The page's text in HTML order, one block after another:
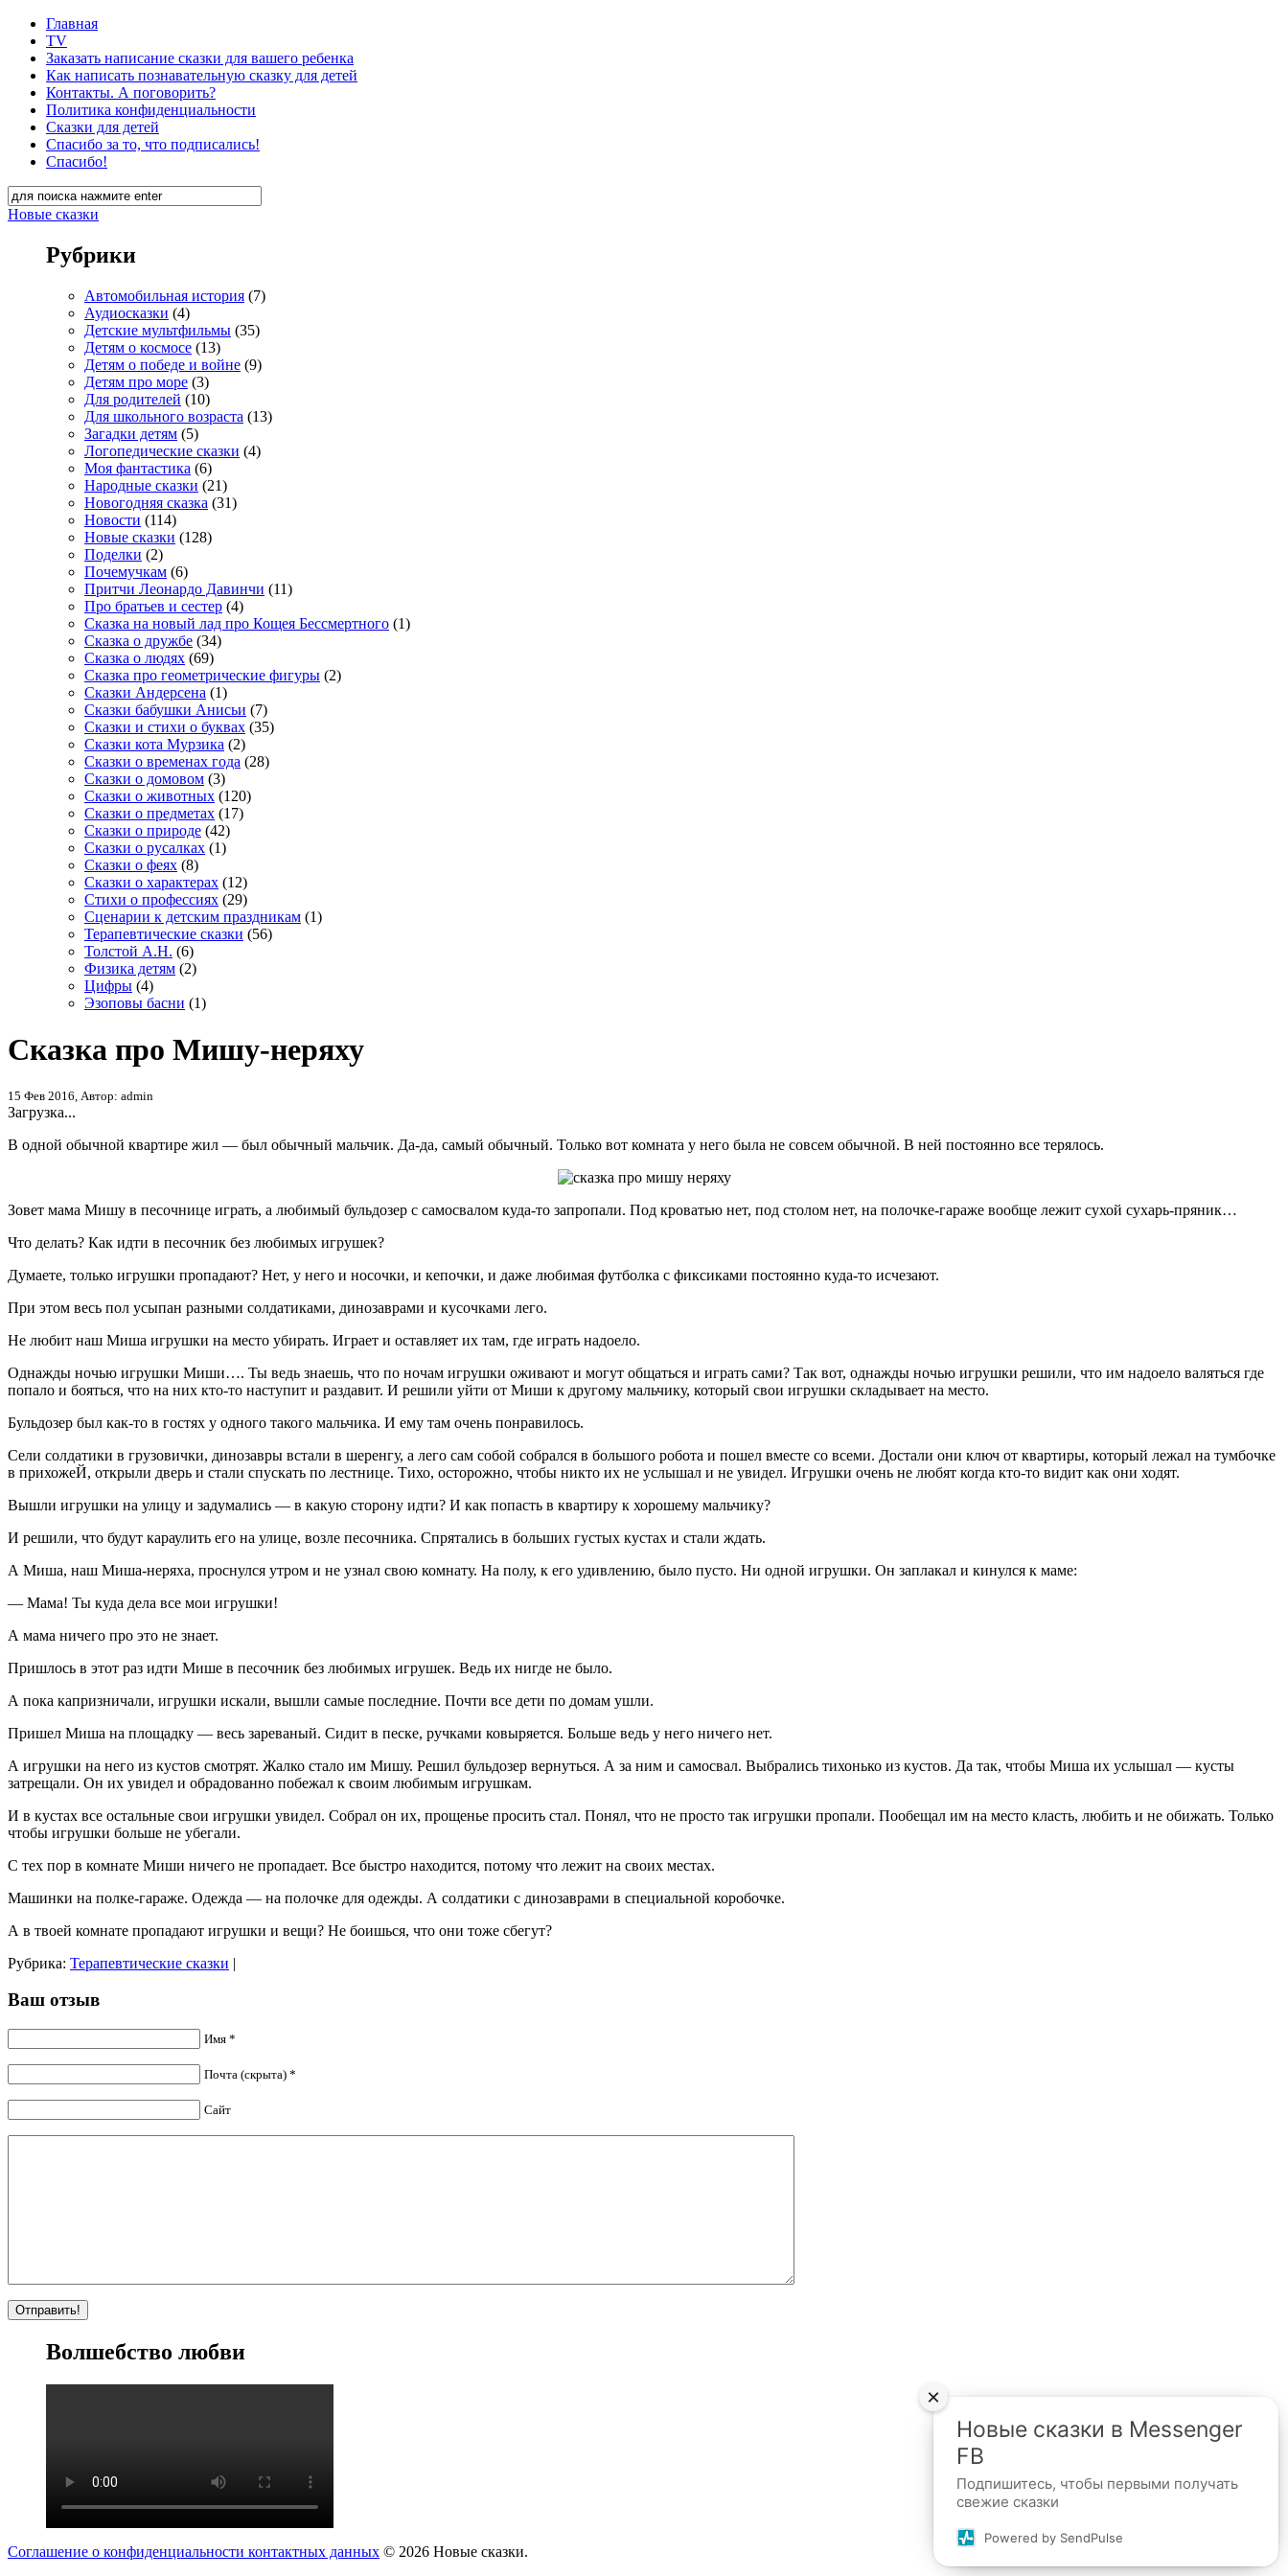
Главная
TV
Заказать написание сказки для вашего ребенка
Как написать познавательную сказку для детей
Контакты. А поговорить?
Политика конфиденциальности
Сказки для детей
Спасибо за то, что подписались!
Спасибо!
Новые сказки
Рубрики
Автомобильная история (7)
Аудиосказки (4)
Детские мультфильмы (35)
Детям о космосе (13)
Детям о победе и войне (9)
Детям про море (3)
Для родителей (10)
Для школьного возраста (13)
Загадки детям (5)
Логопедические сказки (4)
Моя фантастика (6)
Народные сказки (21)
Новогодняя сказка (31)
Новости (114)
Новые сказки (128)
Поделки (2)
Почемучкам (6)
Притчи Леонардо Давинчи (11)
Про братьев и сестер (4)
Сказка на новый лад про Кощея Бессмертного (1)
Сказка о дружбе (34)
Сказка о людях (69)
Сказка про геометрические фигуры (2)
Сказки Андерсена (1)
Сказки бабушки Анисьи (7)
Сказки и стихи о буквах (35)
Сказки кота Мурзика (2)
Сказки о временах года (28)
Сказки о домовом (3)
Сказки о животных (120)
Сказки о предметах (17)
Сказки о природе (42)
Сказки о русалках (1)
Сказки о феях (8)
Сказки о характерах (12)
Стихи о профессиях (29)
Сценарии к детским праздникам (1)
Терапевтические сказки (56)
Толстой А.Н. (6)
Физика детям (2)
Цифры (4)
Эзоповы басни (1)
Сказка про Мишу-неряху
15 Фев 2016, Автор: admin
Загрузка...
В одной обычной квартире жил — был обычный мальчик. Да-да, самый обычный. Только вот комната у него была не совсем обычной. В ней постоянно все терялось.
Зовет мама Мишу в песочнице играть, а любимый бульдозер с самосвалом куда-то запропали. Под кроватью нет, под столом нет, на полочке-гараже вообще лежит сухой сухарь-пряник…
Что делать? Как идти в песочник без любимых игрушек?
Думаете, только игрушки пропадают? Нет, у него и носочки, и кепочки, и даже любимая футболка с фиксиками постоянно куда-то исчезают.
При этом весь пол усыпан разными солдатиками, динозаврами и кусочками лего.
Не любит наш Миша игрушки на место убирать. Играет и оставляет их там, где играть надоело.
Однажды ночью игрушки Миши…. Ты ведь знаешь, что по ночам игрушки оживают и могут общаться и играть сами? Так вот, однажды ночью игрушки решили, что им надоело валяться где
попало и бояться, что на них кто-то наступит и раздавит. И решили уйти от Миши к другому мальчику, который свои игрушки складывает на место.
Бульдозер был как-то в гостях у одного такого мальчика. И ему там очень понравилось.
Сели солдатики в грузовички, динозавры встали в шеренгу, а лего сам собой собрался в большого робота и пошел вместе со всеми. Достали они ключ от квартиры, который лежал на тумбочке
в прихожеЙ, открыли дверь и стали спускать по лестнице. Тихо, осторожно, чтобы никто их не услышал и не увидел. Игрушки очень не любят когда кто-то видит как они ходят.
Вышли игрушки на улицу и задумались — в какую сторону идти? И как попасть в квартиру к хорошему мальчику?
И решили, что будут караулить его на улице, возле песочника. Спрятались в больших густых кустах и стали ждать.
А Миша, наш Миша-неряха, проснулся утром и не узнал свою комнату. На полу, к его удивлению, было пусто. Ни одной игрушки. Он заплакал и кинулся к маме:
— Мама! Ты куда дела все мои игрушки!
А мама ничего про это не знает.
Пришлось в этот раз идти Мише в песочник без любимых игрушек. Ведь их нигде не было.
А пока капризничали, игрушки искали, вышли самые последние. Почти все дети по домам ушли.
Пришел Миша на площадку — весь зареваный. Сидит в песке, ручками ковыряется. Больше ведь у него ничего нет.
А игрушки на него из кустов смотрят. Жалко стало им Мишу. Решил бульдозер вернуться. А за ним и самосвал. Выбрались тихонько из кустов. Да так, чтобы Миша их услышал — кусты
затрещали. Он их увидел и обрадованно побежал к своим любимым игрушкам.
И в кустах все остальные свои игрушки увидел. Собрал он их, прощенье просить стал. Понял, что не просто так игрушки пропали. Пообещал им на место класть, любить и не обижать. Только
чтобы игрушки больше не убегали.
С тех пор в комнате Миши ничего не пропадает. Все быстро находится, потому что лежит на своих местах.
Машинки на полке-гараже. Одежда — на полочке для одежды. А солдатики с динозаврами в специальной коробочке.
А в твоей комнате пропадают игрушки и вещи? Не боишься, что они тоже сбегут?
Рубрика: Терапевтические сказки |
Ваш отзыв
Имя *
Почта (скрыта) *
Сайт
Волшебство любви
Соглашение о конфиденциальности контактных данных © 2026 Новые сказки.
Новые сказки в Messenger
FB
Подпишитесь, чтобы первыми получать
свежие сказки
Powered by SendPulse
×